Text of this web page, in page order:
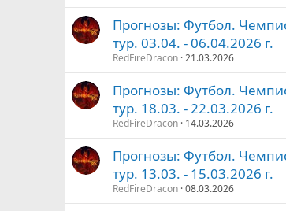
Прогнозы: Футбол.
тур. 03.04. - 06.04.2026 г.
RedFireDracon 21.03.2026
Прогнозы: Футбол.
тур. 18.03. - 22.03.2026 г.
RedFireDracon 14.03.2026
Прогнозы: Футбол.
тур. 13.03. - 15.03.2026 г.
RedFireDracon 08.03.2026